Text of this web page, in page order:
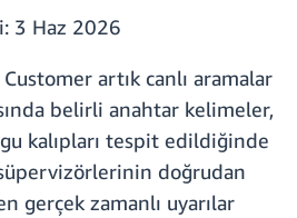
3 Haz 2026
artık canlı aramalar
belirli anahtar kelimeler,
kalıpları tespit edildiğinde
doğrudan
gerçek zamanlı uyarılar